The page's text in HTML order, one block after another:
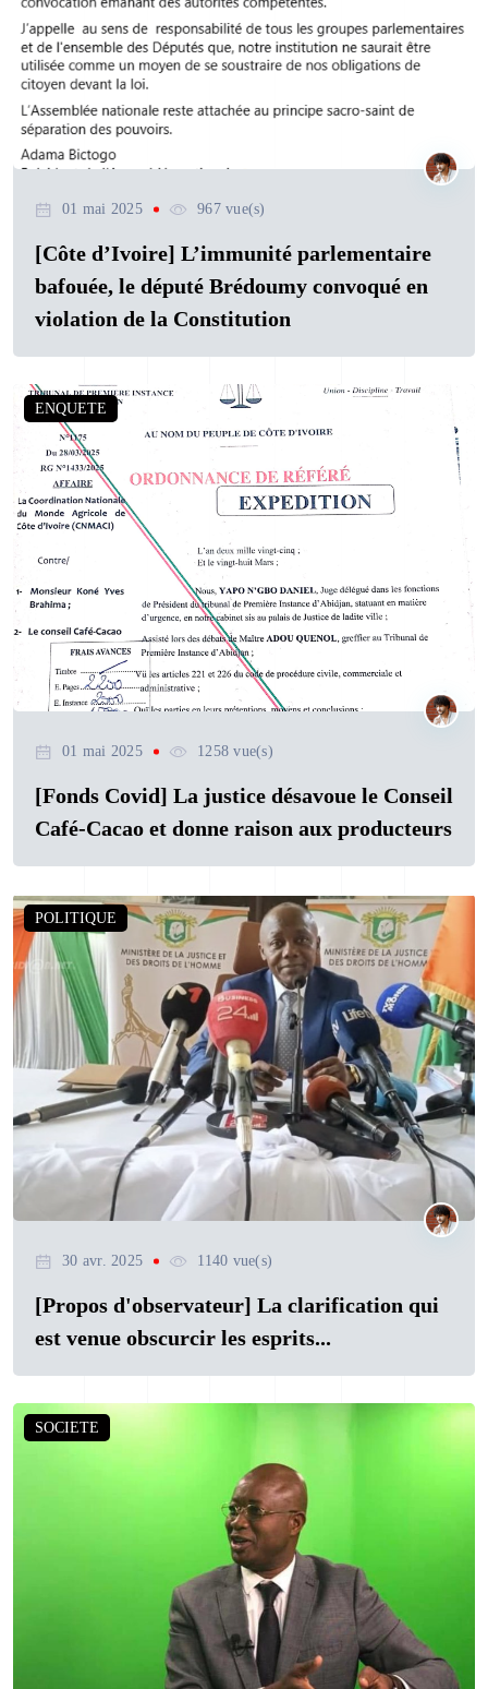
01 mai 2025 967 vue(s)
[Côte d’Ivoire] L’immunité parlementaire
bafouée, le député Brédoumy convoqué en
violation de la Constitution
ENQUETE
01 mai 2025 1258 vue(s)
[Fonds Covid] La justice désavoue le Conseil
Café-Cacao et donne raison aux producteurs
POLITIQUE
30 avr. 2025 1140 vue(s)
[Propos d'observateur] La clarification qui
est venue obscurcir les esprits...
SOCIETE